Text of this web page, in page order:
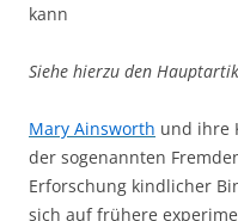
kann
Siehe hierzu den
Mary Ainsworth und ihre
der sogenannten
Erforschung kindlicher
sich auf frühere